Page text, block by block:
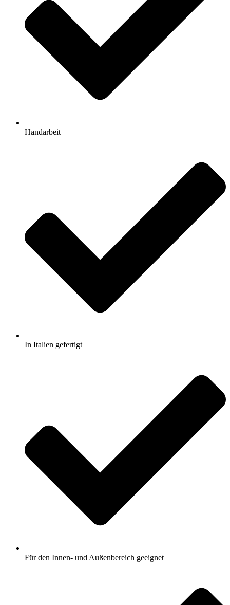
Handarbeit
In Italien gefertigt
Für den Innen- und Außenbereich geeignet